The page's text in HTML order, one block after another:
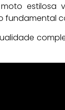
estilosa
fundamental